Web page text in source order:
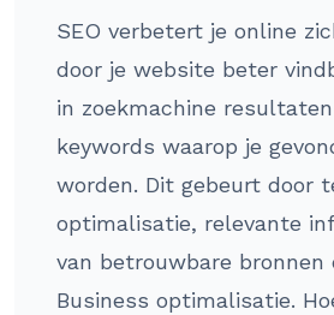
SEO verbetert je online
door je website beter
in zoekmachine
keywords waarop je
worden. Dit gebeurt door
optimalisatie, relevante
van betrouwbare bronnen
Business optimalisatie.